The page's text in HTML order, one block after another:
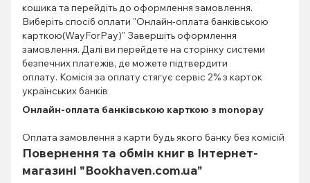
кошика та перейдіть до оформлення замовлення.
Виберіть спосіб оплати "Онлайн-оплата банківською
карткою(WayForPay)" Завершіть оформлення
замовлення. Далі ви перейдете на сторінку системи
безпечних платежів, де можете підтвердити
оплату. Комісія за оплату стягує сервіс 2% з карток
українських банків
Онлайн-оплата банківською карткою з monopay
Оплата замовлення з карти будь якого банку без комісій
Повернення та обмін книг в Інтернет-
магазині "Bookhaven.com.ua"